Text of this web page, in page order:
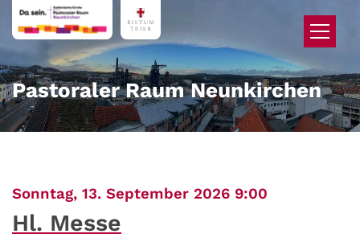
Zum Inhalt springen
Pastoraler Raum Neunkirchen
Sonntag, 13. September 2026 9:00
Hl. Messe